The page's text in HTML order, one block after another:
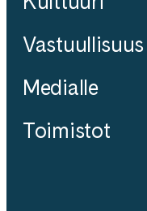
Vastuullisuus
Medialle
Toimistot